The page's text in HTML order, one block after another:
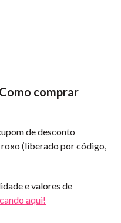
comprar
de desconto
(liberado por código,
e valores de
aqui!